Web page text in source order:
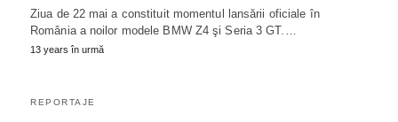
Ziua de 22 mai a constituit momentul lansării oficiale în
România a noilor modele BMW Z4 şi Seria 3 GT.…
13 years în urmă
REPORTAJE